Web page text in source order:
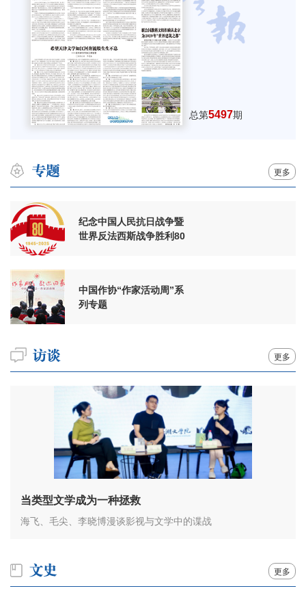
总第5497期
更多
纪念中国人民抗日战争暨
世界反法西斯战争胜利80
中国作协“作家活动周”系
列专题
更多
当类型文学成为一种拯救
海飞、毛尖、李晓博漫谈影视与文学中的谍战
更多